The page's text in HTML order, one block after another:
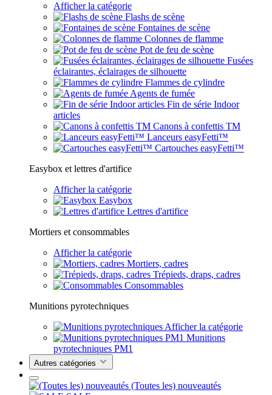
Afficher la catégorie
Flashs de scène
Fontaines de scène
Colonnes de flamme
Pot de feu de scène
Fusées
éclairantes, éclairages de silhouette
Flammes de cylindre
Agents de fumée
Fin de série Indoor
articles
Canons à confettis TM
Lanceurs easyFetti™
Cartouches easyFetti™
Easybox et lettres d'artifice
Afficher la catégorie
Easybox
Lettres d'artifice
Mortiers et consommables
Afficher la catégorie
Mortiers, cadres
Trépieds, draps, cadres
Consommables
Munitions pyrotechniques
Afficher la catégorie
Munitions
pyrotechniques PM1
Autres catégories
(Toutes les) nouveautés